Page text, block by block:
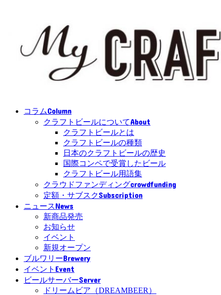
コラムColumn
クラフトビールについてAbout
クラフトビールとは
クラフトビールの種類
日本のクラフトビールの歴史
国際コンペで受賞したビール
クラフトビール用語集
クラウドファンディングcrowdfunding
定額・サブスクSubscription
ニュースNews
新商品発売
お知らせ
イベント
新規オープン
ブルワリーBrewery
イベント Event
ビールサーバーServer
ドリームビア（DREAMBEER）